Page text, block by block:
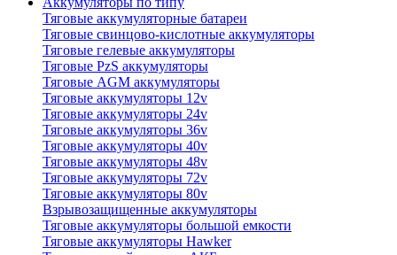
Тяговые аккумуляторные батареи
Тяговые свинцово-кислотные аккумуляторы
Тяговые гелевые аккумуляторы
Тяговые PzS аккумуляторы
Тяговые AGM аккумуляторы
Тяговые аккумуляторы 12v
Тяговые аккумуляторы 24v
Тяговые аккумуляторы 36v
Тяговые аккумуляторы 40v
Тяговые аккумуляторы 48v
Тяговые аккумуляторы 72v
Тяговые аккумуляторы 80v
Взрывозащищенные аккумуляторы
Тяговые аккумуляторы большой емкости
Тяговые аккумуляторы Hawker